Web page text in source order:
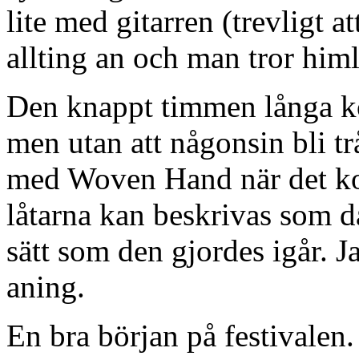
lite med gitarren (trevligt
allting an och man tror
Den knappt timmen långa
men utan att någonsin bli
med Woven Hand när det
låtarna kan beskrivas som
sätt som den gjordes igår.
aning.
En bra början på